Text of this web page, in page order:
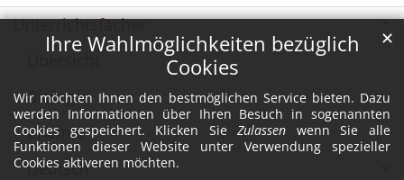
Ihre Wahlmöglichkeiten bezüglich
Cookies
Wir möchten Ihnen den bestmöglichen Service bieten. Dazu
werden Informationen über Ihren Besuch in sogenannten
Cookies gespeichert. Klicken SieZulassen wenn Sie alle
Funktionen dieser Website unter Verwendung spezieller
Cookies aktiveren möchten.
✕
Unterrichtsfächer
Biologie
Chemie
Deutsch